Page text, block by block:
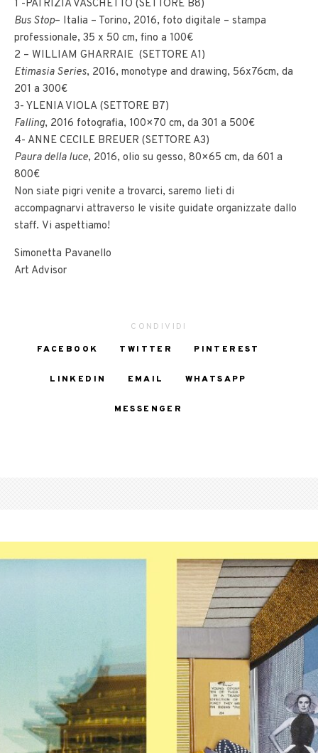
1 -PATRIZIA VASCHETTO (SETTORE B8)
Bus Stop– Italia – Torino, 2016, foto digitale – stampa
professionale, 35 x 50 cm, fino a 100€
2 – WILLIAM GHARRAIE (SETTORE A1)
Etimasia Series, 2016, monotype and drawing, 56x76cm, da
201 a 300€
3- YLENIA VIOLA (SETTORE B7)
Falling, 2016 fotografia, 100×70 cm, da 301 a 500€
4- ANNE CECILE BREUER (SETTORE A3)
Paura della luce, 2016, olio su gesso, 80×65 cm, da 601 a
800€
Non siate pigri venite a trovarci, saremo lieti di
accompagnarvi attraverso le visite guidate organizzate dallo
staff. Vi aspettiamo!
Simonetta Pavanello
Art Advisor
CONDIVIDI
FACEBOOK
TWITTER PINTEREST
LINKEDIN EMAIL WHATSAPP
MESSENGER